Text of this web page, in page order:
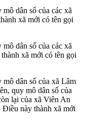
dân số của các xã
xã mới có tên gọi
dân số của các xã
xã mới có tên gọi
dân số của xã Lâm
quy mô dân số của
lại của xã Viên An
Điều này thành xã mới